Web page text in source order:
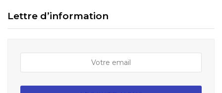
Lettre d’information